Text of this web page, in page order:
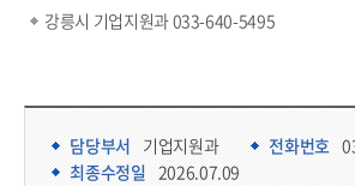
강릉시 기업지원과 033-640-5495
담당부서 정보 & 컨텐츠 만족도 조사 & 공공저작물 자유이용 허락 표시
담당부서 기업지원과 전화번호
최종수정일 2026.07.09